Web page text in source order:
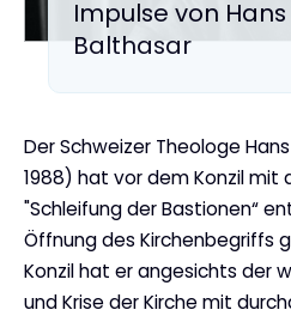
:
Impulse von Hans
Balthasar
Der Schweizer Theologe
1988) hat vor dem Konzil mit
"Schleifung der Bastionen“
Öffnung des Kirchenbegriffs
Konzil hat er angesichts der
und Krise der Kirche mit